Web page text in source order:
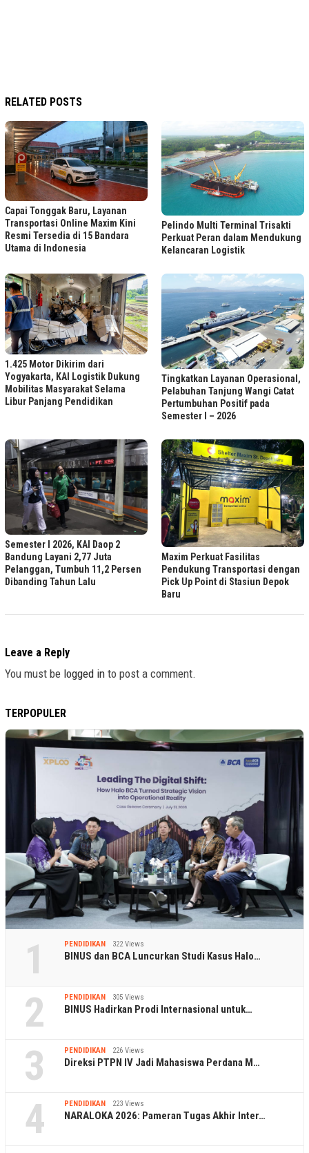
RELATED POSTS
Capai Tonggak Baru, Layanan
Transportasi Online Maxim Kini
Resmi Tersedia di 15 Bandara
Utama di Indonesia
Pelindo Multi Terminal Trisakti
Perkuat Peran dalam Mendukung
Kelancaran Logistik
1.425 Motor Dikirim dari
Yogyakarta, KAI Logistik Dukung
Mobilitas Masyarakat Selama
Libur Panjang Pendidikan
Tingkatkan Layanan Operasional,
Pelabuhan Tanjung Wangi Catat
Pertumbuhan Positif pada
Semester I – 2026
Semester I 2026, KAI Daop 2
Bandung Layani 2,77 Juta
Pelanggan, Tumbuh 11,2 Persen
Dibanding Tahun Lalu
Maxim Perkuat Fasilitas
Pendukung Transportasi dengan
Pick Up Point di Stasiun Depok
Baru
Leave a Reply
You must be logged in to post a comment.
TERPOPULER
1 PENDIDIKAN 322 Views
BINUS dan BCA Luncurkan Studi Kasus Halo…
2 PENDIDIKAN 305 Views
BINUS Hadirkan Prodi Internasional untuk…
3 PENDIDIKAN 226 Views
Direksi PTPN IV Jadi Mahasiswa Perdana M…
4 PENDIDIKAN 223 Views
NARALOKA 2026: Pameran Tugas Akhir Inter…